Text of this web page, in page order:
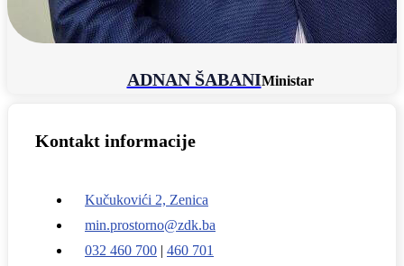
ADNAN ŠABANIMinistar
Kontakt informacije
Kučukovići 2, Zenica
min.prostorno@zdk.ba
032 460 700 | 460 701